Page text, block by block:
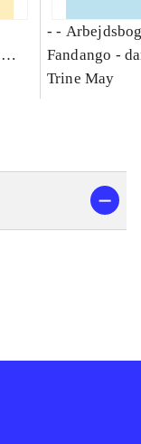
- -
Fandango -
klasse :
Trine May